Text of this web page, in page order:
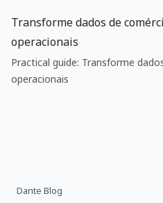
Transforme dados de
operacionais
Practical guide: Transforme
operacionais
Dante Blog